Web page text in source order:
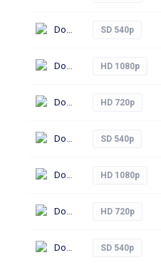
Download SD 540p
Download HD 1080p
Download HD 720p
Download SD 540p
Download HD 1080p
Download HD 720p
Download SD 540p